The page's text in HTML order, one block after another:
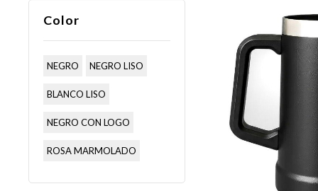
Color
NEGRO NEGRO LISO
BLANCO LISO
NEGRO CON LOGO
ROSA MARMOLADO